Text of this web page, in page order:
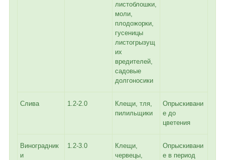
листоблошки,
моли,
плодожорки,
гусеницы
листогрызущ
их
вредителей,
садовые
долгоносики
Слива 1.2-2.0
Клещи, тля,
пилильщики
Опрыскивани
е до
цветения
Виноградник
и
1.2-3.0
Клещи,
червецы,
Опрыскивани
е в период